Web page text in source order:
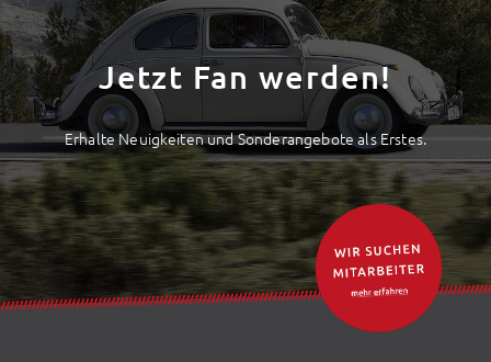
Jetzt Fan werden!
Erhalte Neuigkeiten und Sonderangebote als Erstes.